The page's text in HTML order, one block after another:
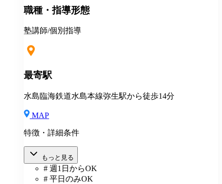
度あり⇒グループ会社の割引制度が使えます！ ＊産
あり(社会人講師で月87時間以上の勤務がある方が対
職種・指導形態
塾講師/個別指導
最寄駅
水島臨海鉄道水島本線弥生駅から徒歩14分
MAP
特徴・詳細条件
もっと見る
# 週1日からOK
# 平日のみOK